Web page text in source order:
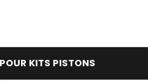
KITS PISTONS